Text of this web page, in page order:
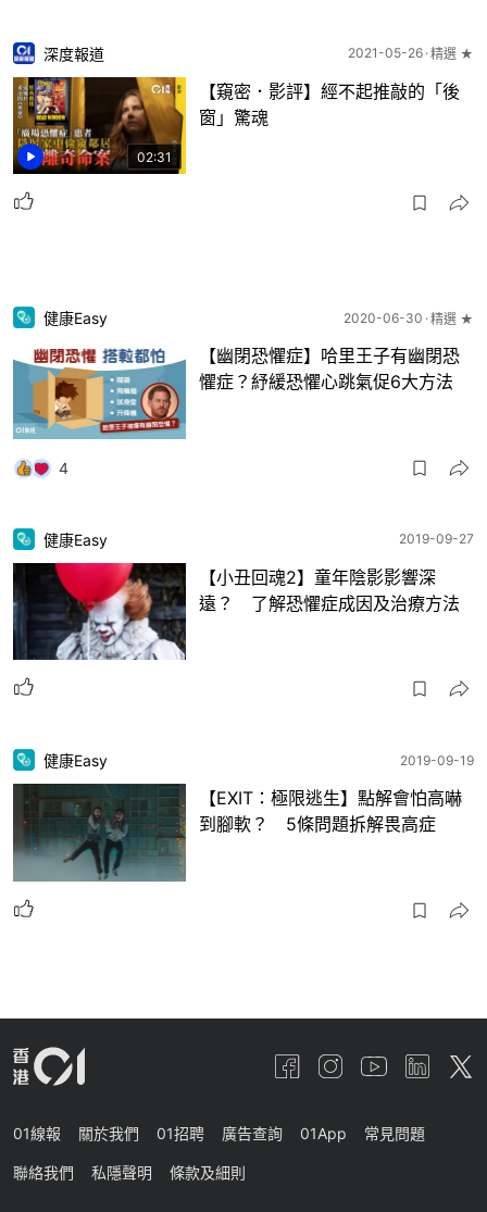
02:31
深度報道 2021-05-26 精選 ★
【窺密．影評】經不起推敲的「後
窗」驚魂
健康Easy 2020-06-30 精選 ★
【幽閉恐懼症】哈里王子有幽閉恐
懼症？紓緩恐懼心跳氣促6大方法
4
健康Easy 2019-09-27
【小丑回魂2】童年陰影影響深
遠？ 了解恐懼症成因及治療方法
健康Easy 2019-09-19
【EXIT：極限逃生】點解會怕高嚇
到腳軟？ 5條問題拆解畏高症
01線報 關於我們 01招聘 廣告查詢 01App 常見問題
聯絡我們 私隱聲明 條款及細則